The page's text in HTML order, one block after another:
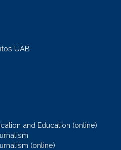
UAB
and Education (online)
(online)